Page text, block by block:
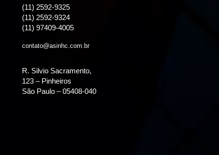
(11) 2592-9325
(11) 2592-9324
(11) 97409-4005
contato@asinhc.com.br
R. Silvio Sacramento,
123 – Pinheiros
São Paulo – 05408-040